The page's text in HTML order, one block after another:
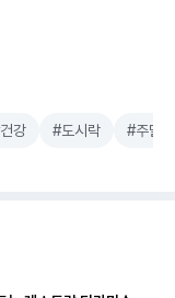
강 #도시락 #주말